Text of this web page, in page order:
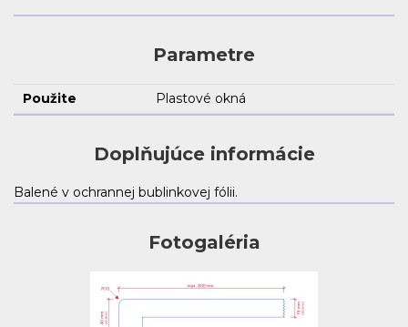
Parametre
Použite Plastové okná
Doplňujúce informácie
Balené v ochrannej bublinkovej fólii.
Fotogaléria